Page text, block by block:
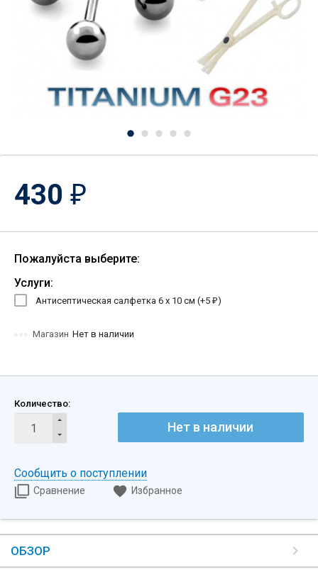
430 ₽
Пожалуйста выберите:
Услуги:
Антисептическая салфетка 6 х 10 см (+5 ₽)
Магазин Нет в наличии
Количество:
Нет в наличии
Сообщить о поступлении
Сравнение Избранное
ОБЗОР